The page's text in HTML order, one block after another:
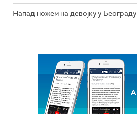
Напад ножем на девојку у Београду